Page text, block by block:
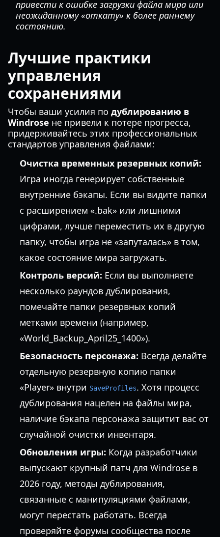
привести к ошибке загрузки файла мира или
неожиданному «откату» к более раннему
состоянию.
Лучшие практики
управления
сохранениями
Чтобы ваши усилия по дублированию в
Windrose не привели к потере прогресса,
придерживайтесь этих профессиональных
стандартов управления файлами:
Очистка временных резервных копий:
Игра иногда генерирует собственные
внутренние бэкапы. Если вы видите папки
с расширением «.bak» или лишними
цифрами, лучше переместить их в другую
папку, чтобы игра не «запуталась» в том,
какое состояние мира загружать.
Контроль версий: Если вы выполняете
несколько раундов дублирования,
помечайте папки резервных копий
метками времени (например,
«World_Backup_April25_1400»).
Безопасность персонажа: Всегда делайте
отдельную резервную копию папки
«Player» внутри SaveProfiles. Хотя процесс
дублирования нацелен на файлы мира,
наличие бэкапа персонажа защитит вас от
случайной очистки инвентаря.
Обновления игры: Когда разработчики
выпускают крупный патч для Windrose в
2026 году, методы дублирования,
связанные с манипуляциями файлами,
могут перестать работать. Всегда
проверяйте форумы сообщества после